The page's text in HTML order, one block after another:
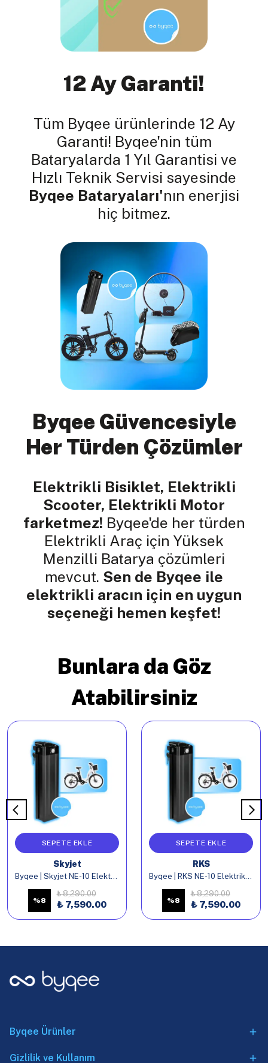
12 Ay Garanti!
Tüm Byqee ürünlerinde 12 Ay
Garanti! Byqee'nin tüm
Bataryalarda 1 Yıl Garantisi ve
Hızlı Teknik Servisi sayesinde
Byqee Bataryaları'nın enerjisi
hiç bitmez.
Byqee Güvencesiyle
Her Türden Çözümler
Elektrikli Bisiklet, Elektrikli
Scooter, Elektrikli Motor
farketmez! Byqee'de her türden
Elektrikli Araç için Yüksek
Menzilli Batarya çözümleri
mevcut. Sen de Byqee ile
elektrikli aracın için en uygun
seçeneği hemen keşfet!
Bunlara da Göz
Atabilirsiniz
SEPETE EKLE
Skyjet
Byqee | Skyjet NE-10 Elektrikli Bisiklet Batarya
%8
₺ 8,290.00
₺ 7,590.00
SEPETE EKLE
RKS
Byqee | RKS NE-10 Elektrikli Bisiklet Batarya
%8
₺ 8,290.00
₺ 7,590.00
Byqee Ürünler
Gizlilik ve Kullanım